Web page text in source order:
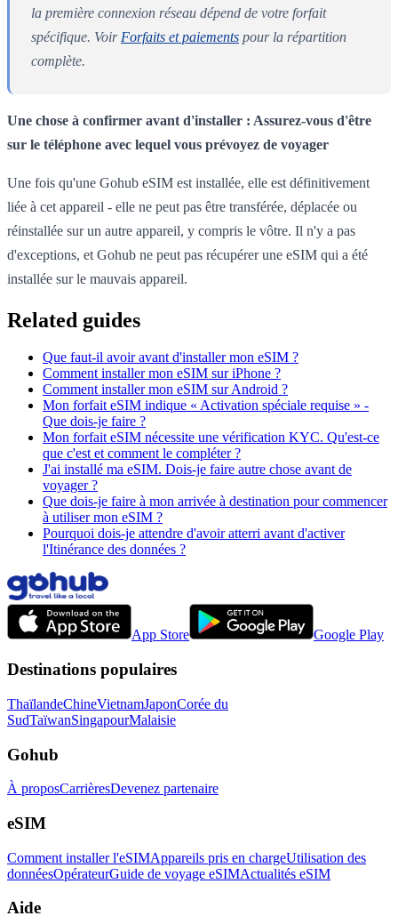
la première connexion réseau dépend de votre forfait
spécifique. Voir Forfaits et paiements pour la répartition
complète.
Une chose à confirmer avant d'installer : Assurez-vous d'être
sur le téléphone avec lequel vous prévoyez de voyager
Une fois qu'une Gohub eSIM est installée, elle est définitivement
liée à cet appareil - elle ne peut pas être transférée, déplacée ou
réinstallée sur un autre appareil, y compris le vôtre. Il n'y a pas
d'exceptions, et Gohub ne peut pas récupérer une eSIM qui a été
installée sur le mauvais appareil.
Related guides
Que faut-il avoir avant d'installer mon eSIM ?
Comment installer mon eSIM sur iPhone ?
Comment installer mon eSIM sur Android ?
Mon forfait eSIM indique « Activation spéciale requise » -
Que dois-je faire ?
Mon forfait eSIM nécessite une vérification KYC. Qu'est-ce
que c'est et comment le compléter ?
J'ai installé ma eSIM. Dois-je faire autre chose avant de
voyager ?
Que dois-je faire à mon arrivée à destination pour commencer
à utiliser mon eSIM ?
Pourquoi dois-je attendre d'avoir atterri avant d'activer
l'Itinérance des données ?
App Store Google Play
Destinations populaires
ThaïlandeChineVietnamJaponCorée du
SudTaïwanSingapourMalaisie
Gohub
À proposCarrièresDevenez partenaire
eSIM
Comment installer l'eSIMAppareils pris en chargeUtilisation des
donnéesOpérateurGuide de voyage eSIMActualités eSIM
Aide